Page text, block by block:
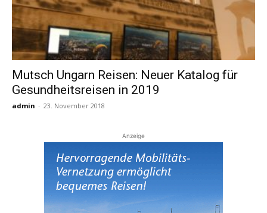
und
Reiseempfehlungen.
Mutsch Ungarn Reisen: Neuer Katalog für
Gesundheitsreisen in 2019
admin - 23. November 2018
Anzeige